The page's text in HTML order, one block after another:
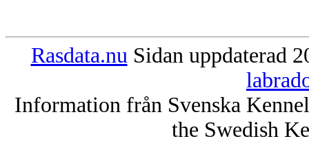
Rasdata.nu Sidan uppdaterad
Information från Svenska
the Swedish